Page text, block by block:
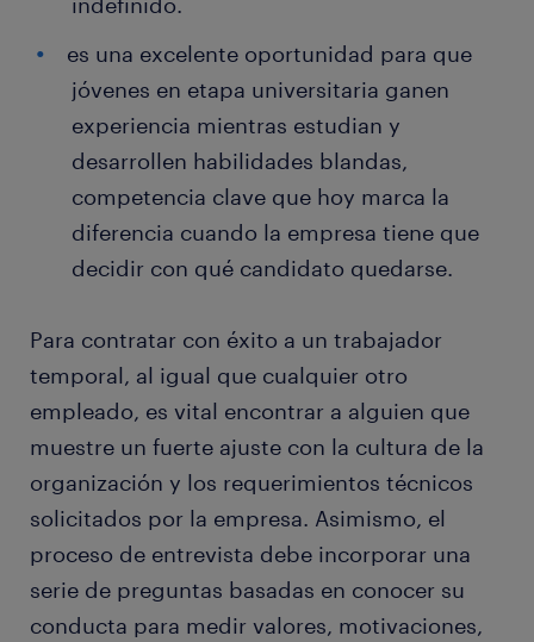
es una excelente oportunidad para que
jóvenes en etapa universitaria ganen
experiencia mientras estudian y
desarrollen habilidades blandas,
competencia clave que hoy marca la
diferencia cuando la empresa tiene que
decidir con qué candidato quedarse.
Para contratar con éxito a un trabajador
temporal, al igual que cualquier otro
empleado, es vital encontrar a alguien que
muestre un fuerte ajuste con la cultura de la
organización y los requerimientos técnicos
solicitados por la empresa. Asimismo, el
proceso de entrevista debe incorporar una
serie de preguntas basadas en conocer su
conducta para medir valores, motivaciones,